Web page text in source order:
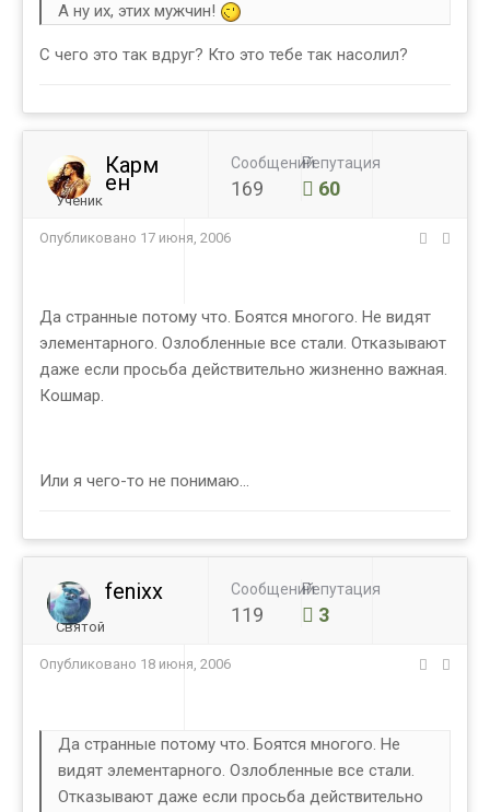
А ну их, этих мужчин!
С чего это так вдруг? Кто это тебе так насолил?
Карм
ен
Ученик
Сообщений
169
Репутация
60
Опубликовано 17 июня, 2006
Да странные потому что. Боятся многого. Не видят
элементарного. Озлобленные все стали. Отказывают
даже если просьба действительно жизненно важная.
Кошмар.
Или я чего-то не понимаю...
fenixx
Святой
Сообщений
119
Репутация
3
Опубликовано 18 июня, 2006
Да странные потому что. Боятся многого. Не
видят элементарного. Озлобленные все стали.
Отказывают даже если просьба действительно